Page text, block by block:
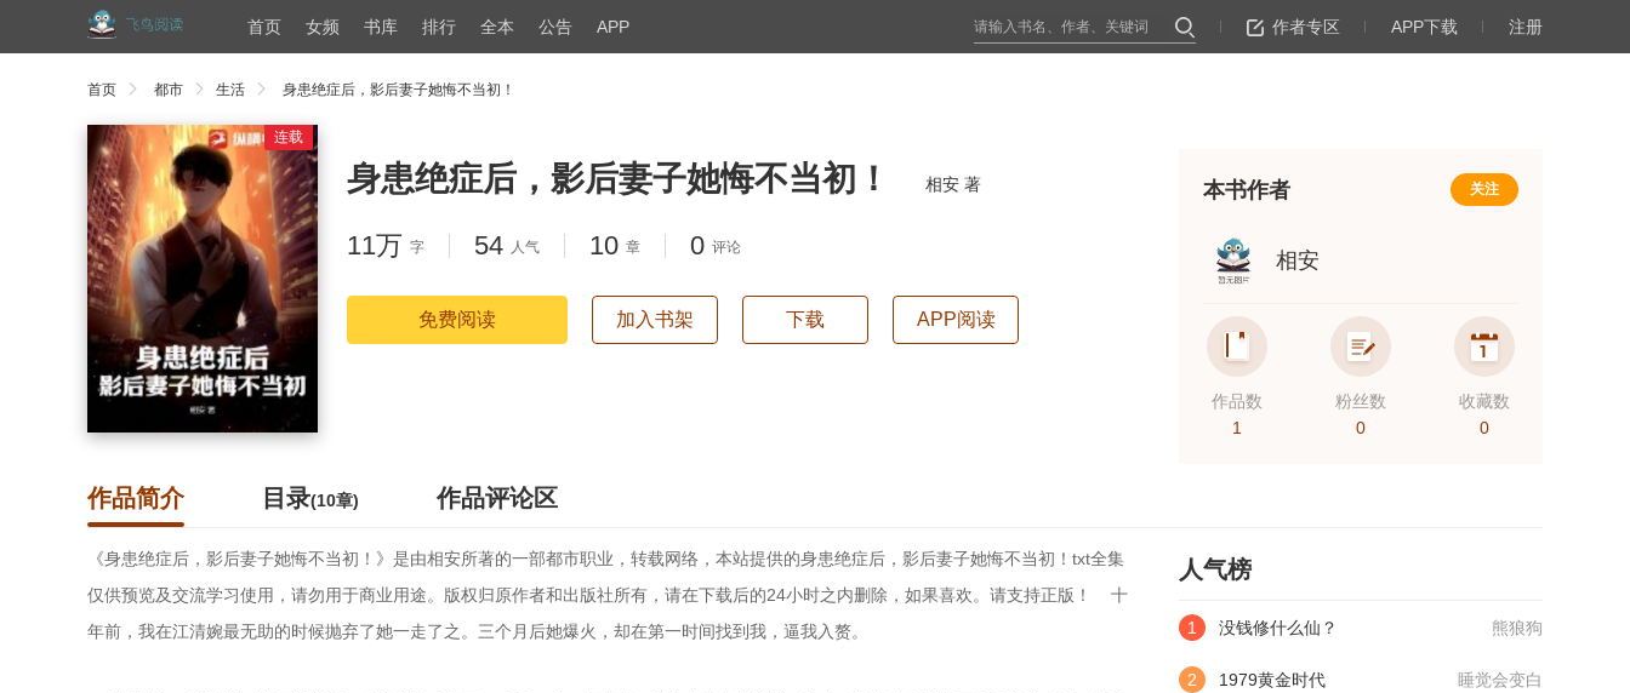
首页 女频 书库 排行 全本 公告 APP 作者专区 APP下载 注册
首页 都市 生活 身患绝症后，影后妻子她悔不当初！
连载
身患绝症后，影后妻子她悔不当初！ 相安 著
11万 字 54 人气 10 章 0 评论
免费阅读 加入书架 下载 APP阅读
作品简介 目录(10章) 作品评论区
本书作者 关注
相安
作品数
1
粉丝数
0
收藏数
0
《身患绝症后，影后妻子她悔不当初！》是由相安所著的一部都市职业，转载网络，本站提供的身患绝症后，影后妻子她悔不当初！txt全集
仅供预览及交流学习使用，请勿用于商业用途。版权归原作者和出版社所有，请在下载后的24小时之内删除，如果喜欢。请支持正版！    十
年前，我在江清婉最无助的时候抛弃了她一走了之。三个月后她爆火，却在第一时间找到我，逼我入赘。
人气榜
1 没钱修什么仙？ 熊狼狗
2 1979黄金时代 睡觉会变白